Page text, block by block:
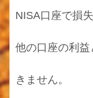
NISA口座で損
他の口座の利
きません。